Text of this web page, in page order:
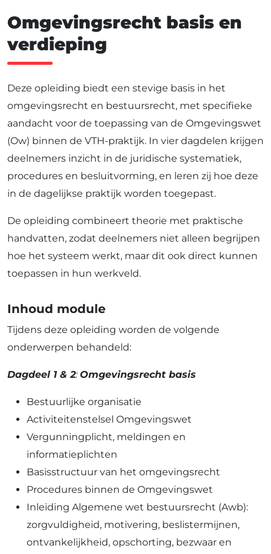
Omgevingsrecht basis en
verdieping
Deze opleiding biedt een stevige basis in het
omgevingsrecht en bestuursrecht, met specifieke
aandacht voor de toepassing van de Omgevingswet
(Ow) binnen de VTH-praktijk. In vier dagdelen krijgen
deelnemers inzicht in de juridische systematiek,
procedures en besluitvorming, en leren zij hoe deze
in de dagelijkse praktijk worden toegepast.
De opleiding combineert theorie met praktische
handvatten, zodat deelnemers niet alleen begrijpen
hoe het systeem werkt, maar dit ook direct kunnen
toepassen in hun werkveld.
Inhoud module
Tijdens deze opleiding worden de volgende
onderwerpen behandeld:
Dagdeel 1 & 2:Omgevingsrecht basis
Bestuurlijke organisatie
Activiteitenstelsel Omgevingswet
Vergunningplicht, meldingen en
informatieplichten
Basisstructuur van het omgevingsrecht
Procedures binnen de Omgevingswet
Inleiding Algemene wet bestuursrecht (Awb):
zorgvuldigheid, motivering, beslistermijnen,
ontvankelijkheid, opschorting, bezwaar en